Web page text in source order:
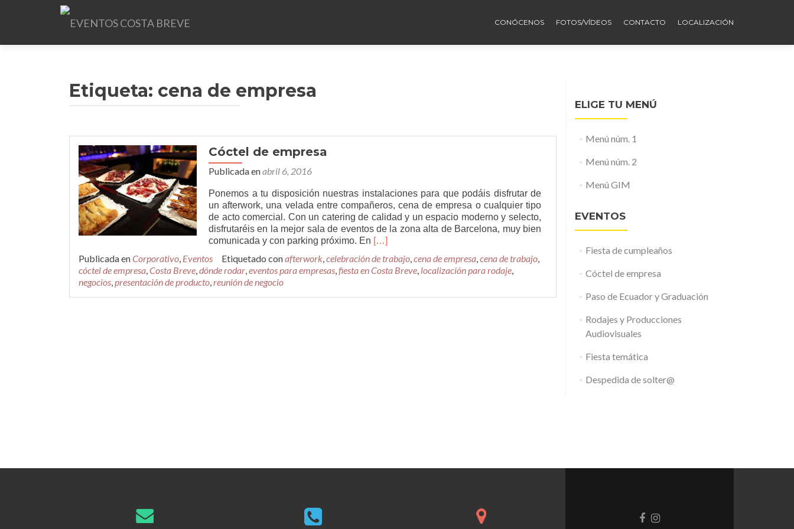
CONÓCENOS FOTOS/VÍDEOS CONTACTO LOCALIZACIÓN
Etiqueta: cena de empresa
Cóctel de empresa
Publicada enabril 6, 2016
Ponemos a tu disposición nuestras instalaciones para que podáis disfrutar de
un afterwork, una velada entre compañeros, cena de empresa o cualquier tipo
de acto comercial. Con un catering de calidad y un espacio moderno y selecto,
disfrutaréis en la mejor sala de eventos de la zona alta de Barcelona, muy bien
comunicada y con parking próximo. En Leer
de
empresa
[…]
Publicada enCorporativo, Eventos Etiquetado conafterwork,celebración de trabajo,cena de empresa,cena de trabajo,
cóctel de empresa,Costa Breve,dónde rodar,eventos para empresas,fiesta en Costa Breve, localización para rodaje,
negocios,presentación de producto,reunión de negocio
ELIGE TU MENÚ
Menú núm. 1
Menú núm. 2
Menú GIM
EVENTOS
Fiesta de cumpleaños
Cóctel de empresa
Paso de Ecuador y Graduación
Rodajes y Producciones
Audiovisuales
Fiesta temática
Despedida de solter@
EnlaceEnlace